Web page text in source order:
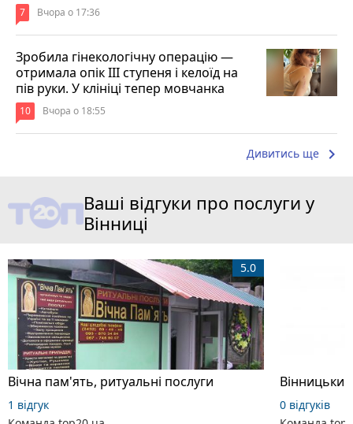
7 Вчора о 17:36
Зробила гінекологічну операцію —
отримала опік ІІІ ступеня і келоїд на
пів руки. У клініці тепер мовчанка
10 Вчора о 18:55
Дивитись ще keyboard_arrow_right
Ваші відгуки про послуги у
Вінниці
Вічна пам'ять, ритуальні послуги
5.0
1 відгук
0 відгуків